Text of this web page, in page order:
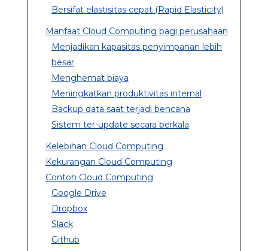
Bersifat elastisitas cepat (Rapid Elasticity)
Manfaat Cloud Computing bagi perusahaan
Menjadikan kapasitas penyimpanan lebih
besar
Menghemat biaya
Meningkatkan produktivitas internal
Backup data saat terjadi bencana
Sistem ter-update secara berkala
Kelebihan Cloud Computing
Kekurangan Cloud Computing
Contoh Cloud Computing
Google Drive
Dropbox
Slack
Github